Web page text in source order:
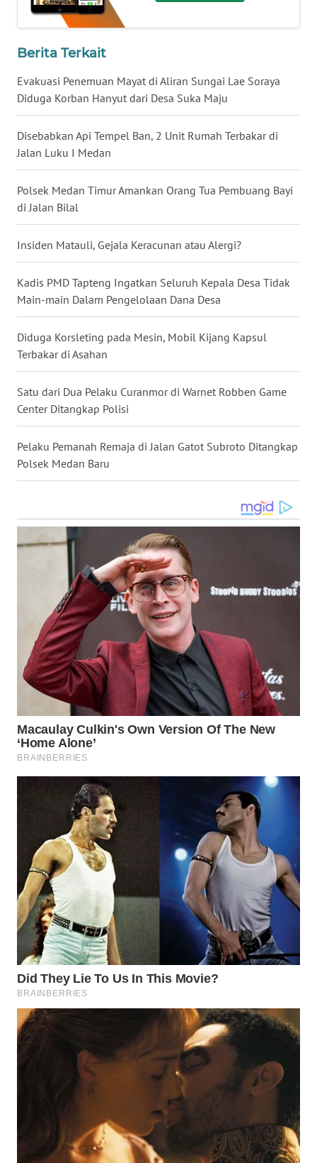
Berita Terkait
Evakuasi Penemuan Mayat di Aliran Sungai Lae Soraya
Diduga Korban Hanyut dari Desa Suka Maju
Disebabkan Api Tempel Ban, 2 Unit Rumah Terbakar di
Jalan Luku I Medan
Polsek Medan Timur Amankan Orang Tua Pembuang Bayi
di Jalan Bilal
Insiden Matauli, Gejala Keracunan atau Alergi?
Kadis PMD Tapteng Ingatkan Seluruh Kepala Desa Tidak
Main-main Dalam Pengelolaan Dana Desa
Diduga Korsleting pada Mesin, Mobil Kijang Kapsul
Terbakar di Asahan
Satu dari Dua Pelaku Curanmor di Warnet Robben Game
Center Ditangkap Polisi
Pelaku Pemanah Remaja di Jalan Gatot Subroto Ditangkap
Polsek Medan Baru
KALTARA
WN
KALSEL
WN
KALTIM
WN
WN
WN
WN
MALUT
WN
DAIRI
WN
DANAU
NIAS
LANGKAT
WN
TAPANULI
SELATAN
TANJUNG
LESUNG
SIMALUNGUN
WN
LABUHANBATU
WN
TAPANULI
TENGAH
WN DELI
SERDANG
WN